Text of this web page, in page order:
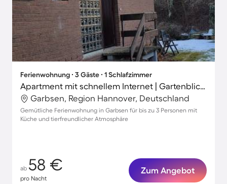
Ferienwohnung ∙ 3 Gäste ∙ 1 Schlafzimmer
Apartment mit schnellem Internet | Gartenblick | Ideal für Homeoffice
Garbsen, Region Hannover, Deutschland
Gemütliche Ferienwohnung in Garbsen für bis zu 3 Personen mit
Küche und tierfreundlicher Atmosphäre
ab 58 €
pro Nacht
Zum Angebot